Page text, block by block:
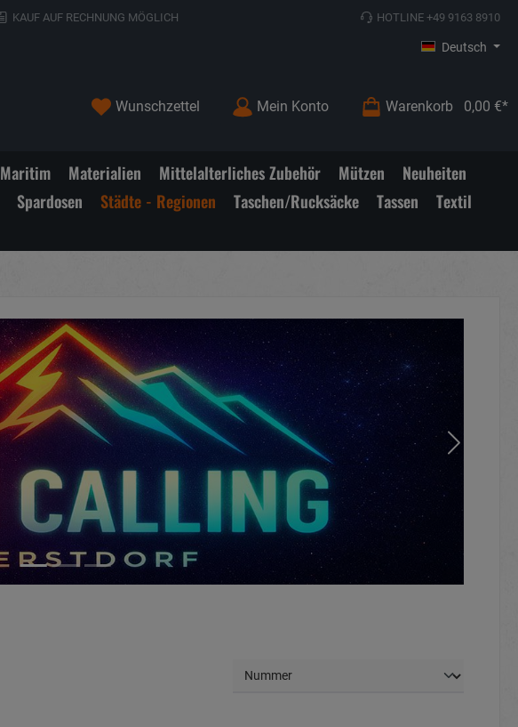
KAUF AUF RECHNUNG MÖGLICH HOTLINE +49 9163 8910
Deutsch
Wunschzettel Mein Konto Warenkorb 0,00 €*
Maritim Materialien Mittelalterliches Zubehör Mützen
Neuheiten
Spardosen Städte - Regionen Taschen/Rucksäcke Tassen
Textil